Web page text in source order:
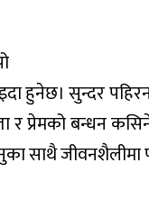
हुनेछ। सुन्दर
र प्रेमको बन्धन
साथै जीवनशैलीमा